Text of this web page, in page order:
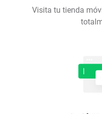
Visita tu tienda